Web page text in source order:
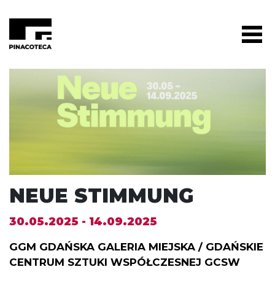
NEUE STIMMUNG
30.05.2025 - 14.09.2025
GGM GDAŃSKA GALERIA MIEJSKA / GDAŃSKIE
CENTRUM SZTUKI WSPÓŁCZESNEJ GCSW